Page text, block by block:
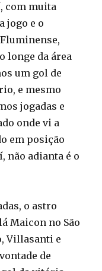
com muita
jogo e o
longe da área
um gol de
e mesmo
jogadas e
onde vi a
em posição
não adianta é o
o astro
Maicon no São
Villasanti e
de